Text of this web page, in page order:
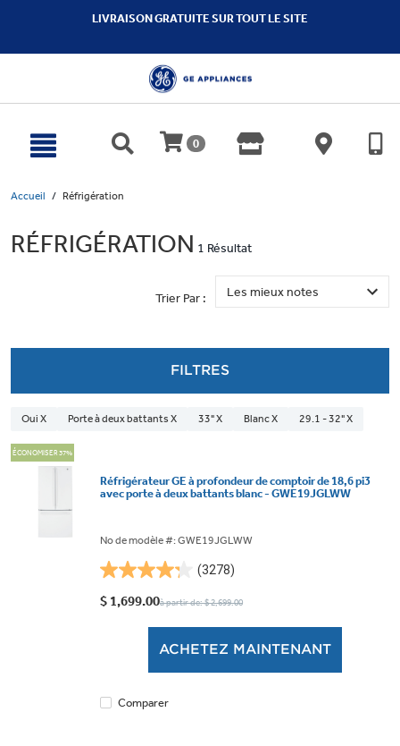
LIVRAISON GRATUITE SUR TOUT LE SITE
0
Accueil Réfrigération
RÉFRIGÉRATION 1 Résultat
Trier Par :
FILTRES
Oui X Porte à deux battants X 33" X Blanc X 29.1 - 32" X
ÉCONOMISER 37%
Réfrigérateur GE à profondeur de comptoir de 18,6 pi3
avec porte à deux battants blanc - GWE19JGLWW
No de modèle #: GWE19JGLWW
(3278)
4.2
étoile(s)
$ 1,699.00à partir de: $ 2,699.00
ACHETEZ MAINTENANT
Comparer